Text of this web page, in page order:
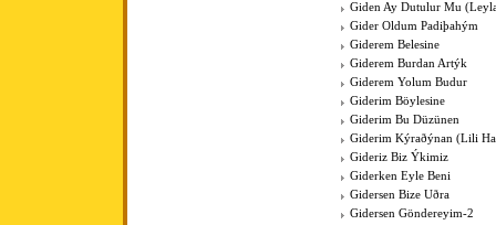
Giden Ay Dutulur Mu
Gider Oldum Padiþahým
Giderem Belesine
Giderem Burdan Artýk
Giderem Yolum Budur
Giderim Böylesine
Giderim Bu Düzünen
Giderim Kýraðýnan (Lili
Gideriz Biz Ýkimiz
Giderken Eyle Beni
Gidersen Bize Uðra
Gidersen Göndereyim-2